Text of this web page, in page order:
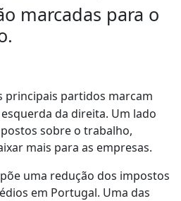
marcadas para o
principais partidos marcam
da direita. Um lado
sobre o trabalho,
mais para as empresas.
uma redução dos impostos
em Portugal. Uma das